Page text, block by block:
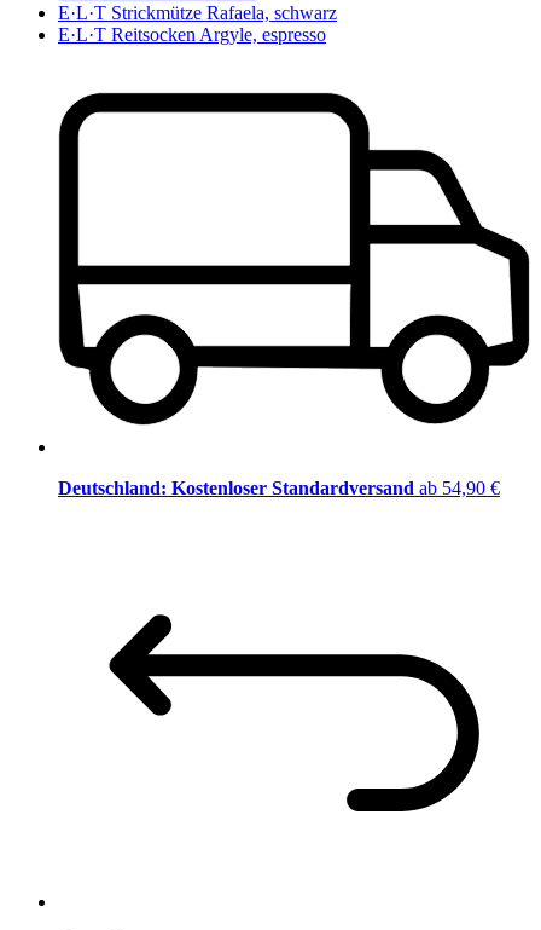
E·L·T Strickmütze Rafaela, schwarz
E·L·T Reitsocken Argyle, espresso
Deutschland: Kostenloser Standardversand ab 54,90 €